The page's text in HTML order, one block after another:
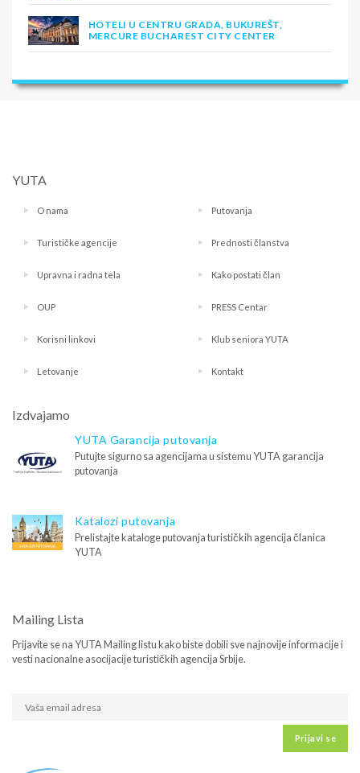
HOTELI U CENTRU GRADA, BUKUREŠT,
MERCURE BUCHAREST CITY CENTER
YUTA
O nama Putovanja
Turističke agencije Prednosti članstva
Upravna i radna tela Kako postati član
OUP PRESS Centar
Korisni linkovi Klub seniora YUTA
Letovanje Kontakt
Izdvajamo
YUTA Garancija putovanja
Putujte sigurno sa agencijama u sistemu YUTA garancija
putovanja
Katalozi putovanja
Prelistajte kataloge putovanja turističkih agencija članica
YUTA
Mailing Lista
Prijavite se na YUTA Mailing listu kako biste dobili sve najnovije informacije i
vesti nacionalne asocijacije turističkih agencija Srbije.
Prijavi se